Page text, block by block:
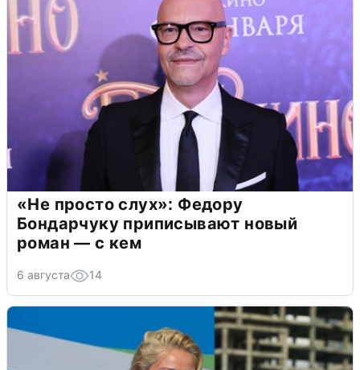
«Не просто слух»: Федору
Бондарчуку приписывают новый
роман — с кем
6 августа 14